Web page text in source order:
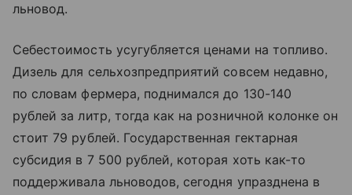
льновод.
Себестоимость усугубляется ценами на топливо.
Дизель для сельхозпредприятий совсем недавно,
по словам фермера, поднимался до 130-140
рублей за литр, тогда как на розничной колонке он
стоит 79 рублей. Государственная гектарная
субсидия в 7 500 рублей, которая хоть как-то
поддерживала льноводов, сегодня упразднена в